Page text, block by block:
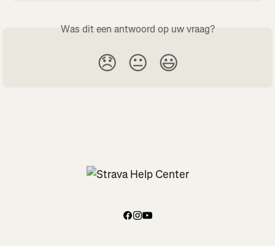
Was dit een antwoord op uw vraag?
😞 😐 😃